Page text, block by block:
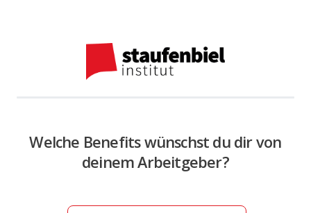
Welche Benefits wünschst du dir von
deinem Arbeitgeber?